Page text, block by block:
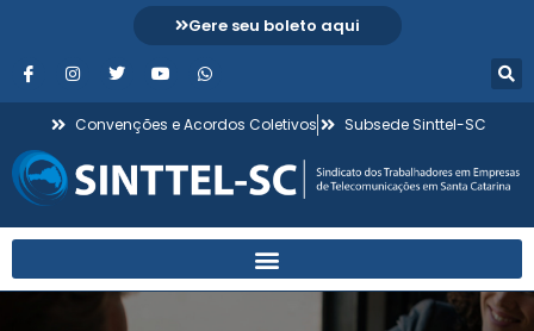
Gere seu boleto aqui
Convenções e Acordos Coletivos Subsede Sinttel-SC